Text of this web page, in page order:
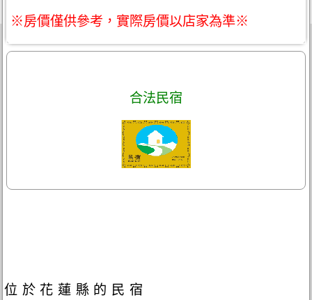
※房價僅供參考，實際房價以店家為準※
合法民宿
位於花蓮縣的民宿